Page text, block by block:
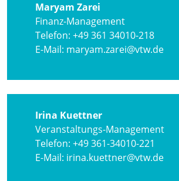
Maryam Zarei
Finanz-Management
Telefon: +49 361 34010-218
E-Mail: maryam.zarei@vtw.de
Irina Kuettner
Veranstaltungs-Management
Telefon: +49 361-34010-221
E-Mail: irina.kuettner@vtw.de